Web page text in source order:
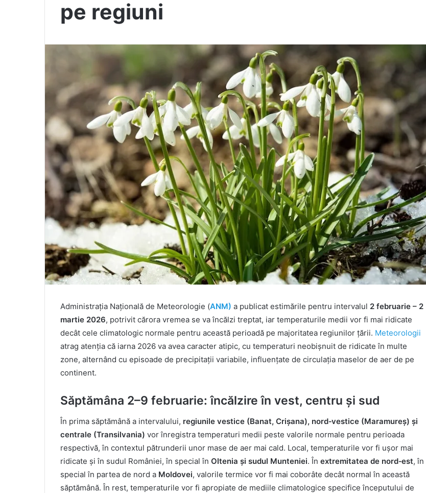
pe regiuni
Administrația Națională de Meteorologie (ANM) a publicat estimările pentru intervalul 2 februarie – 2
martie 2026, potrivit cărora vremea se va încălzi treptat, iar temperaturile medii vor fi mai ridicate
decât cele climatologic normale pentru această perioadă pe majoritatea regiunilor țării. Meteorologii
atrag atenția că iarna 2026 va avea caracter atipic, cu temperaturi neobișnuit de ridicate în multe
zone, alternând cu episoade de precipitații variabile, influențate de circulația maselor de aer de pe
continent.
Săptămâna 2–9 februarie: încălzire în vest, centru și sud
În prima săptămână a intervalului, regiunile vestice (Banat, Crișana), nord‑vestice (Maramureș) și
centrale (Transilvania) vor înregistra temperaturi medii peste valorile normale pentru perioada
respectivă, în contextul pătrunderii unor mase de aer mai cald. Local, temperaturile vor fi ușor mai
ridicate și în sudul României, în special în Oltenia și sudul Munteniei. În extremitatea de nord‑est, în
special în partea de nord a Moldovei, valorile termice vor fi mai coborâte decât normal în această
săptămână. În rest, temperaturile vor fi apropiate de mediile climatologice specifice începutului de